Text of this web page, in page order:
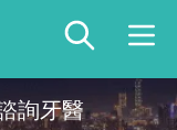
詢牙醫